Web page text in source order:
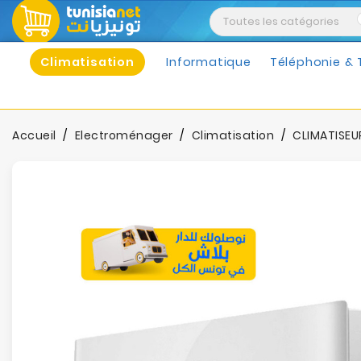
Climatisation Informatique Téléphonie &
Accueil Electroménager Climatisation